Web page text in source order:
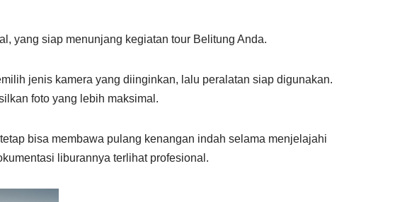
yang siap menunjang kegiatan tour Belitung Anda.
jenis kamera yang diinginkan, lalu peralatan siap digunakan.
foto yang lebih maksimal.
bisa membawa pulang kenangan indah selama menjelajahi
liburannya terlihat profesional.